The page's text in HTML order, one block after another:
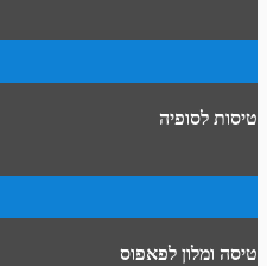
טיסות לסופיה
טיסה ומלון לפאפוס